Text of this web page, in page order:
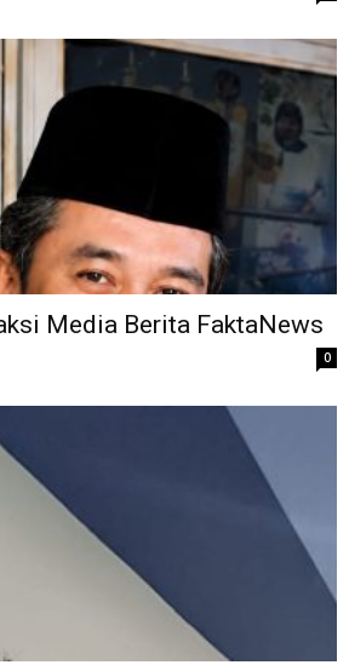
Media Berita FaktaNews
0